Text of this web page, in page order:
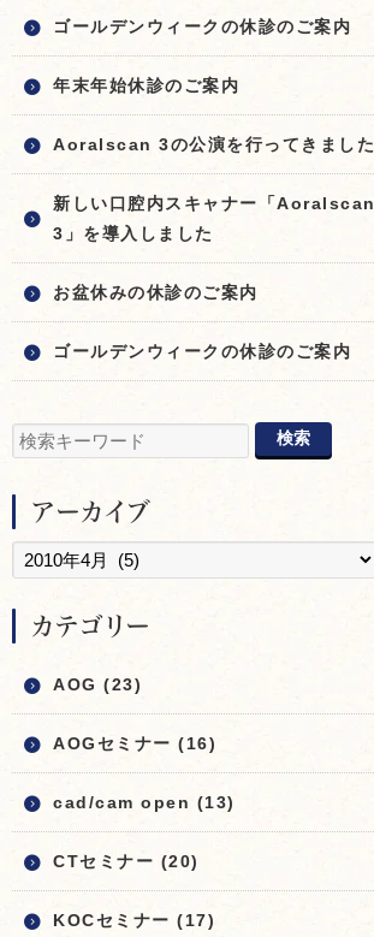
ゴールデンウィークの休診のご案内
年末年始休診のご案内
Aoralscan 3の公演を行ってきました
新しい口腔内スキャナー「Aoralscan
3」を導入しました
お盆休みの休診のご案内
ゴールデンウィークの休診のご案内
アーカイブ
カテゴリー
AOG (23)
AOGセミナー (16)
cad/cam open (13)
CTセミナー (20)
KOCセミナー (17)